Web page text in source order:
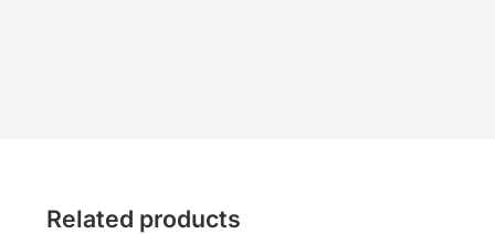
Related products